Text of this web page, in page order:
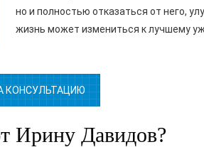
но и полностью отказаться от него,
жизнь может измениться к лучшему
КОНСУЛЬТАЦИЮ
Ирину Давидов?